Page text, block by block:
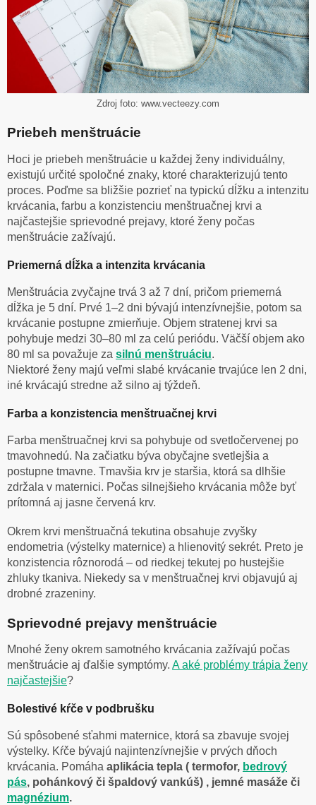
Zdroj foto: www.vecteezy.com
Priebeh menštruácie
Hoci je priebeh menštruácie u každej ženy individuálny,
existujú určité spoločné znaky, ktoré charakterizujú tento
proces. Poďme sa bližšie pozrieť na typickú dĺžku a intenzitu
krvácania, farbu a konzistenciu menštruačnej krvi a
najčastejšie sprievodné prejavy, ktoré ženy počas
menštruácie zažívajú.
Priemerná dĺžka a intenzita krvácania
Menštruácia zvyčajne trvá 3 až 7 dní, pričom priemerná
dĺžka je 5 dní. Prvé 1–2 dni bývajú intenzívnejšie, potom sa
krvácanie postupne zmierňuje. Objem stratenej krvi sa
pohybuje medzi 30–80 ml za celú periódu. Väčší objem ako
80 ml sa považuje za silnú menštruáciu.
Niektoré ženy majú veľmi slabé krvácanie trvajúce len 2 dni,
iné krvácajú stredne až silno aj týždeň.
Farba a konzistencia menštruačnej krvi
Farba menštruačnej krvi sa pohybuje od svetločervenej po
tmavohnedú. Na začiatku býva obyčajne svetlejšia a
postupne tmavne. Tmavšia krv je staršia, ktorá sa dlhšie
zdržala v maternici. Počas silnejšieho krvácania môže byť
prítomná aj jasne červená krv.
Okrem krvi menštruačná tekutina obsahuje zvyšky
endometria (výstelky maternice) a hlienovitý sekrét. Preto je
konzistencia rôznorodá – od riedkej tekutej po hustejšie
zhluky tkaniva. Niekedy sa v menštruačnej krvi objavujú aj
drobné zrazeniny.
Sprievodné prejavy menštruácie
Mnohé ženy okrem samotného krvácania zažívajú počas
menštruácie aj ďalšie symptómy. A aké problémy trápia ženy
najčastejšie?
Bolestivé kŕče v podbrušku
Sú spôsobené sťahmi maternice, ktorá sa zbavuje svojej
výstelky. Kŕče bývajú najintenzívnejšie v prvých dňoch
krvácania. Pomáha aplikácia tepla ( termofor, bedrový
pás, pohánkový či špaldový vankúš) , jemné masáže či
magnézium.